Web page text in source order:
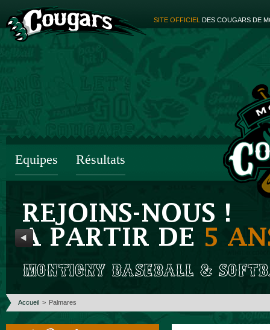
SITE OFFICIEL DES COUGARS DE
Equipes Résultats
Accueil > Palmares